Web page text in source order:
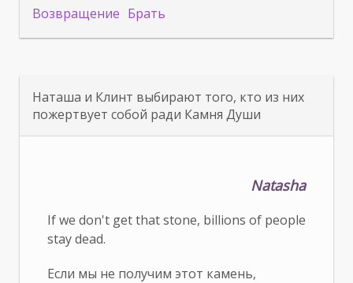
Возвращение Брать
Наташа и Клинт выбирают того, кто из них
пожертвует собой ради Камня Души
Natasha
If we don't get that stone, billions of people
stay dead.
Если мы не получим этот камень,